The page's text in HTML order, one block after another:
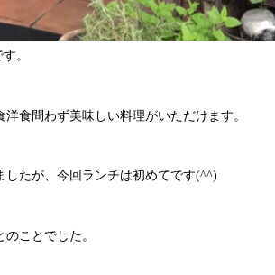
。
食問わず美味しい料理がいただけます。
たが、今回ランチは初めてです(^^)
ことでした。